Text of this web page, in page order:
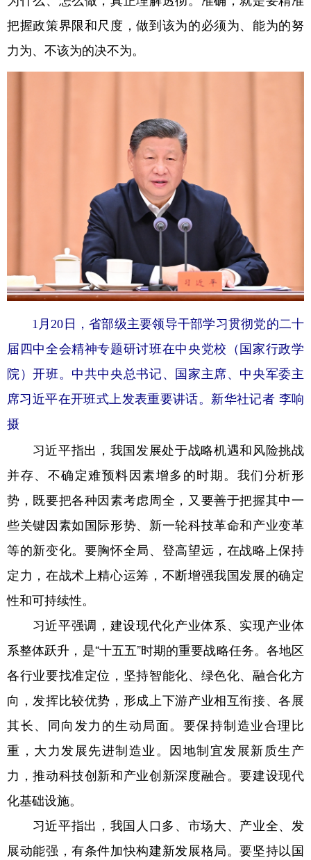
把握政策界限和尺度，做到该为的必须为、能为的努
力为、不该为的决不为。
1月20日，省部级主要领导干部学习贯彻党的二十
届四中全会精神专题研讨班在中央党校（国家行政学
院）开班。中共中央总书记、国家主席、中央军委主
席习近平在开班式上发表重要讲话。新华社记者 李响
摄
习近平指出，我国发展处于战略机遇和风险挑战
并存、不确定难预料因素增多的时期。我们分析形
势，既要把各种因素考虑周全，又要善于把握其中一
些关键因素如国际形势、新一轮科技革命和产业变革
等的新变化。要胸怀全局、登高望远，在战略上保持
定力，在战术上精心运筹，不断增强我国发展的确定
性和可持续性。
习近平强调，建设现代化产业体系、实现产业体
系整体跃升，是“十五五”时期的重要战略任务。各地区
各行业要找准定位，坚持智能化、绿色化、融合化方
向，发挥比较优势，形成上下游产业相互衔接、各展
其长、同向发力的生动局面。要保持制造业合理比
重，大力发展先进制造业。因地制宜发展新质生产
力，推动科技创新和产业创新深度融合。要建设现代
化基础设施。
习近平指出，我国人口多、市场大、产业全、发
展动能强，有条件加快构建新发展格局。要坚持以国